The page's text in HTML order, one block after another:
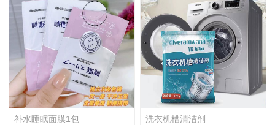
补水睡眠面膜1包 洗衣机槽清洁剂